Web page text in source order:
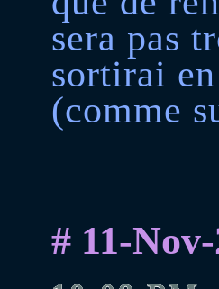
sera pas
sortirai
(comme
# 11-